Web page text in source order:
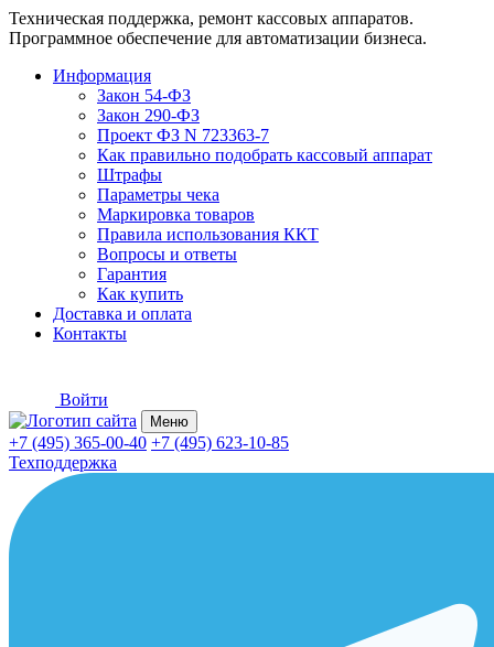
Техническая поддержка, ремонт кассовых аппаратов.
Программное обеспечение для автоматизации бизнеса.
Информация
Закон 54-ФЗ
Закон 290-ФЗ
Проект ФЗ N 723363-7
Как правильно подобрать кассовый аппарат
Штрафы
Параметры чека
Маркировка товаров
Правила использования ККТ
Вопросы и ответы
Гарантия
Как купить
Доставка и оплата
Контакты
Войти
Меню
+7 (495) 365-00-40 +7 (495) 623-10-85
Техподдержка